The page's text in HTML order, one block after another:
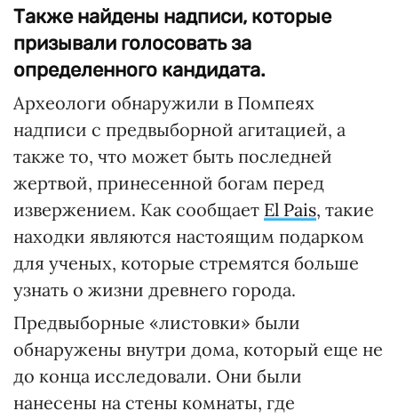
Также найдены надписи, которые
призывали голосовать за
определенного кандидата.
Археологи обнаружили в Помпеях
надписи с предвыборной агитацией, а
также то, что может быть последней
жертвой, принесенной богам перед
извержением. Как сообщает El Pais, такие
находки являются настоящим подарком
для ученых, которые стремятся больше
узнать о жизни древнего города.
Предвыборные «листовки» были
обнаружены внутри дома, который еще не
до конца исследовали. Они были
нанесены на стены комнаты, где